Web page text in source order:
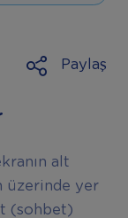
Paylaş
alt
üzerinde yer
(sohbet)